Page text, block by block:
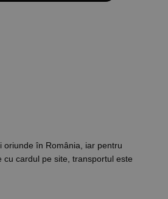
oriunde în România, iar pentru
cu cardul pe site, transportul este